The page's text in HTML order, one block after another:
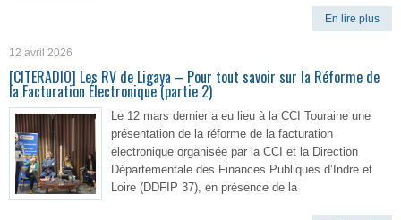
En lire plus
12 avril 2026
[CITERADIO] Les RV de Ligaya – Pour tout savoir sur la Réforme de
la Facturation Électronique (partie 2)
Le 12 mars dernier a eu lieu à la CCI Touraine une
présentation de la réforme de la facturation
électronique organisée par la CCI et la Direction
Départementale des Finances Publiques d’Indre et
Loire (DDFIP 37), en présence de la